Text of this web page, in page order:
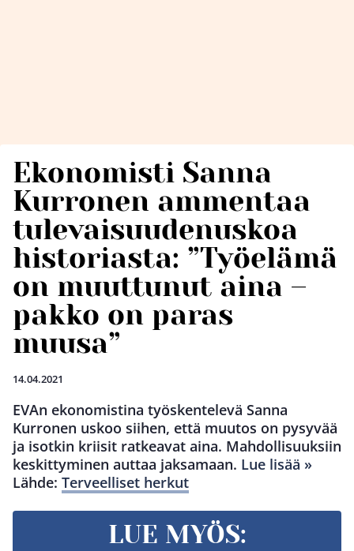
Ekonomisti Sanna
Kurronen ammentaa
tulevaisuudenuskoa
historiasta: ”Työelämä
on muuttunut aina –
pakko on paras
muusa”
14.04.2021
EVAn ekonomistina työskentelevä Sanna
Kurronen uskoo siihen, että muutos on pysyvää
ja isotkin kriisit ratkeavat aina. Mahdollisuuksiin
keskittyminen auttaa jaksamaan. Lue lisää »
Lähde: Terveelliset herkut
LUE MYÖS: